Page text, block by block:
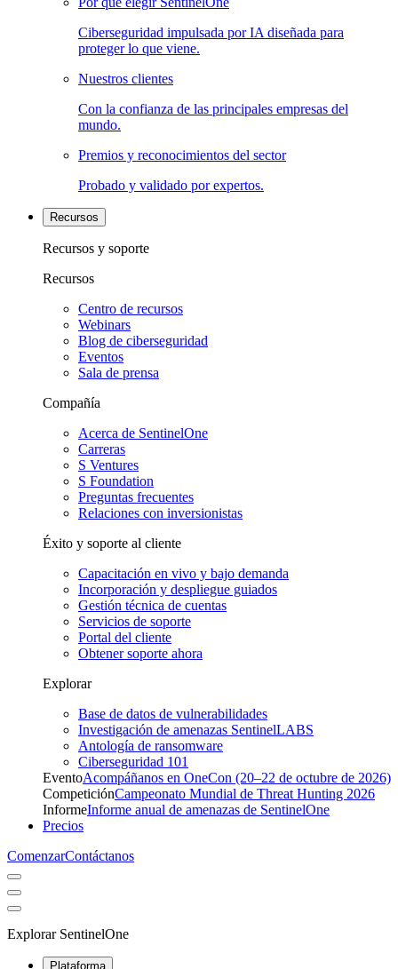
Ciberseguridad impulsada por IA diseñada para
proteger lo que viene.
Nuestros clientes
Con la confianza de las principales empresas del
mundo.
Premios y reconocimientos del sector
Probado y validado por expertos.
Recursos
Recursos y soporte
Recursos
Centro de recursos
Webinars
Blog de ciberseguridad
Eventos
Sala de prensa
Compañía
Acerca de SentinelOne
Carreras
S Ventures
S Foundation
Preguntas frecuentes
Relaciones con inversionistas
Éxito y soporte al cliente
Capacitación en vivo y bajo demanda
Incorporación y despliegue guiados
Gestión técnica de cuentas
Servicios de soporte
Portal del cliente
Obtener soporte ahora
Explorar
Base de datos de vulnerabilidades
Investigación de amenazas SentinelLABS
Antología de ransomware
Ciberseguridad 101
EventoAcompáñanos en OneCon (20–22 de octubre de 2026)
CompeticiónCampeonato Mundial de Threat Hunting 2026
InformeInforme anual de amenazas de SentinelOne
Precios
ComenzarContáctanos
Explorar SentinelOne
Plataforma